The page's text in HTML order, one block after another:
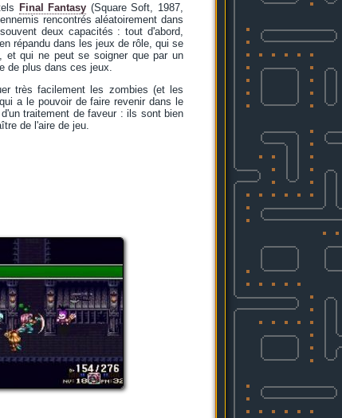
Final Fantasy (Square Soft, 1987,
rencontrés aléatoirement dans
deux capacités : tout d'abord,
répandu dans les jeux de rôle, qui se
et qui ne peut se soigner que par un
de plus dans ces jeux.
très facilement les zombies (et les
a le pouvoir de faire revenir dans le
traitement de faveur : ils sont bien
de l'aire de jeu.